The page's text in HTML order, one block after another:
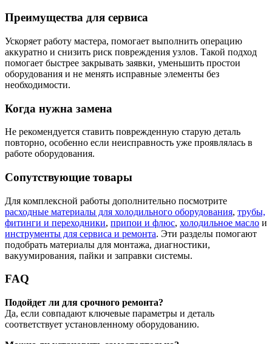
Преимущества для сервиса
Ускоряет работу мастера, помогает выполнить операцию
аккуратно и снизить риск повреждения узлов. Такой подход
помогает быстрее закрывать заявки, уменьшить простои
оборудования и не менять исправные элементы без
необходимости.
Когда нужна замена
Не рекомендуется ставить поврежденную старую деталь
повторно, особенно если неисправность уже проявлялась в
работе оборудования.
Сопутствующие товары
Для комплексной работы дополнительно посмотрите
расходные материалы для холодильного оборудования, трубы,
фитинги и переходники, припои и флюс, холодильное масло и
инструменты для сервиса и ремонта. Эти разделы помогают
подобрать материалы для монтажа, диагностики,
вакуумирования, пайки и заправки системы.
FAQ
Подойдет ли для срочного ремонта?
Да, если совпадают ключевые параметры и деталь
соответствует установленному оборудованию.